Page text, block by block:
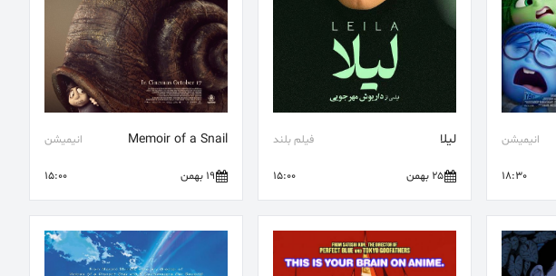
انیمیشن
18:30
لیلا فیلم بلند
25 بهمن 15:00
Memoir of a Snail انیمیشن
19 بهمن 15:00